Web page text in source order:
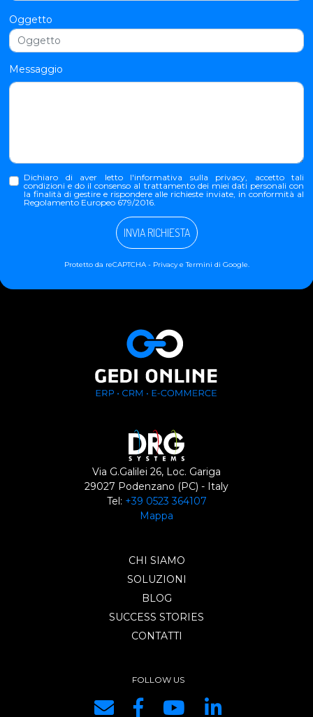
Oggetto
Messaggio
Dichiaro di aver letto l'informativa sulla privacy, accetto tali
condizioni e do il consenso al trattamento dei miei dati personali con
la finalità di gestire e rispondere alle richieste inviate, in conformità al
Regolamento Europeo 679/2016.
INVIA RICHIESTA
Protetto da reCAPTCHA - PrivacyeTermini di Google.
Via G.Galilei 26, Loc. Gariga
29027 Podenzano (PC) - Italy
Tel: +39 0523 364107
Mappa
CHI SIAMO
SOLUZIONI
BLOG
SUCCESS STORIES
CONTATTI
FOLLOW US